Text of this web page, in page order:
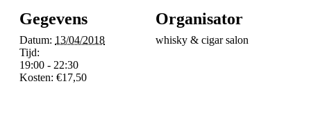
Gegevens
Datum: 13/04/2018
Tijd:
19:00 - 22:30
Kosten: €17,50
Organisator
whisky & cigar salon